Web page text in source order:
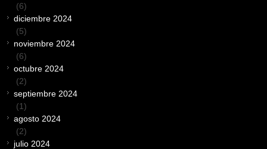
(6)
diciembre 2024
(5)
noviembre 2024
(6)
octubre 2024
(2)
septiembre 2024
(1)
agosto 2024
(2)
julio 2024